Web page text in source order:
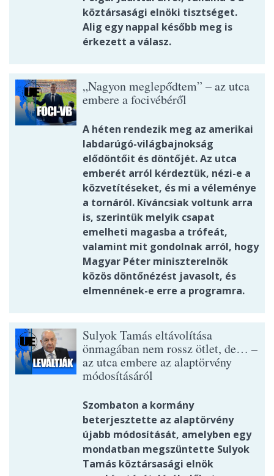
köztársasági elnöki tisztséget.
Alig egy nappal később meg is
érkezett a válasz.
„Nagyon meglepődtem” – az utca
embere a focivébéről
A héten rendezik meg az amerikai
labdarúgó-világbajnokság
elődöntőit és döntőjét. Az utca
emberét arról kérdeztük, nézi-e a
közvetítéseket, és mi a véleménye
a tornáról. Kíváncsiak voltunk arra
is, szerintük melyik csapat
emelheti magasba a trófeát,
valamint mit gondolnak arról, hogy
Magyar Péter miniszterelnök
közös döntőnézést javasolt, és
elmennének-e erre a programra.
Sulyok Tamás eltávolítása
önmagában nem rossz ötlet, de… –
az utca embere az alaptörvény
módosításáról
Szombaton a kormány
beterjesztette az alaptörvény
újabb módosítását, amelyben egy
mondatban megszüntette Sulyok
Tamás köztársasági elnök